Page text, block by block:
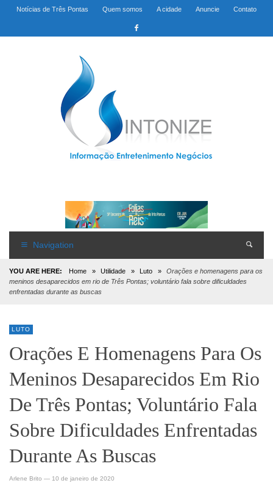
Notícias de Três Pontas Quem somos A cidade Anuncie Contato
Navigation
YOU ARE HERE: Home » Utilidade » Luto »
Orações e homenagens para os
meninos desaparecidos em rio de Três Pontas; voluntário fala sobre dificuldades
enfrentadas durante as buscas
LUTO
Orações E Homenagens Para Os
Meninos Desaparecidos Em Rio
De Três Pontas; Voluntário Fala
Sobre Dificuldades Enfrentadas
Durante As Buscas
Arlene Brito — 10 de janeiro de 2020